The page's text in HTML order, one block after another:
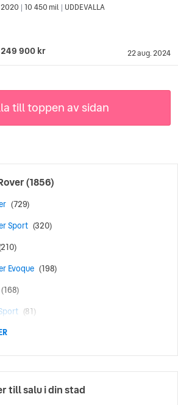
22 aug. 2024
2020 10 450 mil UDDEVALLA
249 900 kr
till toppen av sidan
(1856)
(729)
Sport (320)
Evoque (198)
(168)
(81)
Velar
(36)
(34)
(2)
till salu i din stad